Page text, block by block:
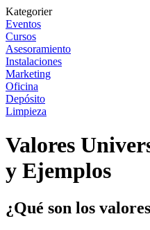
Kategorier
Eventos
Cursos
Asesoramiento
Instalaciones
Marketing
Oficina
Depósito
Limpieza
Valores
y Ejemplos
¿Qué son los